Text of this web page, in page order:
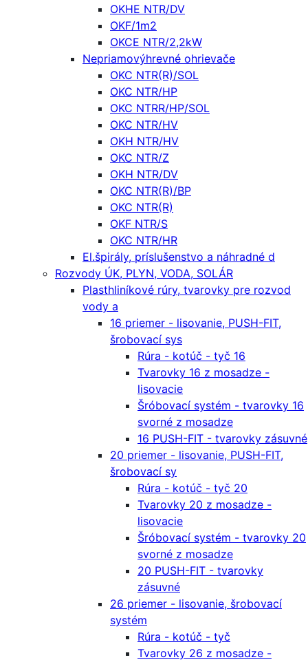
OKHE NTR/DV
OKF/1m2
OKCE NTR/2,2kW
Nepriamovýhrevné ohrievače
OKC NTR(R)/SOL
OKC NTR/HP
OKC NTRR/HP/SOL
OKC NTR/HV
OKH NTR/HV
OKC NTR/Z
OKH NTR/DV
OKC NTR(R)/BP
OKC NTR(R)
OKF NTR/S
OKC NTR/HR
El.špirály, príslušenstvo a náhradné d
Rozvody ÚK, PLYN, VODA, SOLÁR
Plasthliníkové rúry, tvarovky pre rozvod
vody a
16 priemer - lisovanie, PUSH-FIT,
šrobovací sys
Rúra - kotúč - tyč 16
Tvarovky 16 z mosadze -
lisovacie
Šróbovací systém - tvarovky 16
svorné z mosadze
16 PUSH-FIT - tvarovky zásuvné
20 priemer - lisovanie, PUSH-FIT,
šrobovací sy
Rúra - kotúč - tyč 20
Tvarovky 20 z mosadze -
lisovacie
Šróbovací systém - tvarovky 20
svorné z mosadze
20 PUSH-FIT - tvarovky
zásuvné
26 priemer - lisovanie, šrobovací
systém
Rúra - kotúč - tyč
Tvarovky 26 z mosadze -